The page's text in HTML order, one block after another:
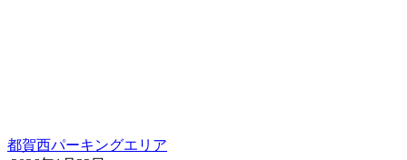
都賀西パーキングエリア